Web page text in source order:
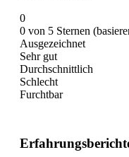
0
0 von 5 Sternen
Ausgezeichnet
Sehr gut
Durchschnittlich
Schlecht
Furchtbar